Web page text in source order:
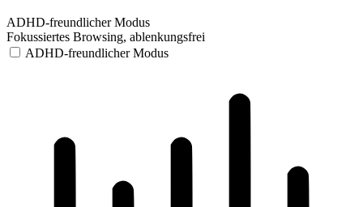
ADHD-freundlicher Modus
Fokussiertes Browsing, ablenkungsfrei
ADHD-freundlicher Modus